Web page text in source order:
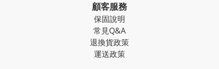
顧客服務
保固說明
常見Q&A
退換貨政策
運送政策